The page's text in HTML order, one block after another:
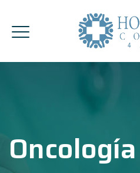
Oncología